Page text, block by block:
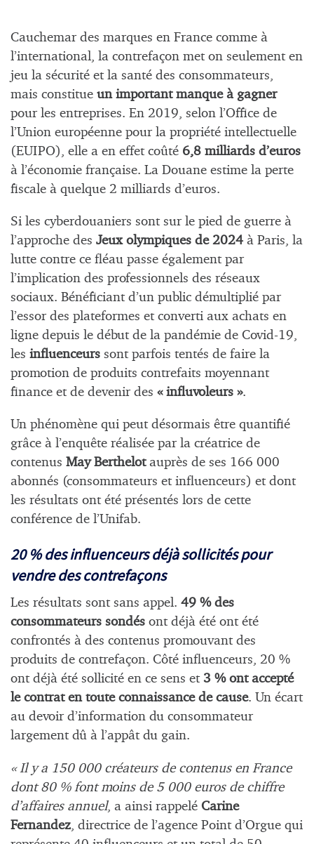
Cauchemar des marques en France comme à
l’international, la contrefaçon met on seulement en
jeu la sécurité et la santé des consommateurs,
mais constitue un important manque à gagner
pour les entreprises. En 2019, selon l’Office de
l’Union européenne pour la propriété intellectuelle
(EUIPO), elle a en effet coûté 6,8 milliards d’euros
à l’économie française. La Douane estime la perte
fiscale à quelque 2 milliards d’euros.
Si les cyberdouaniers sont sur le pied de guerre à
l’approche des Jeux olympiques de 2024 à Paris, la
lutte contre ce fléau passe également par
l’implication des professionnels des réseaux
sociaux. Bénéficiant d’un public démultiplié par
l’essor des plateformes et converti aux achats en
ligne depuis le début de la pandémie de Covid-19,
les influenceurs sont parfois tentés de faire la
promotion de produits contrefaits moyennant
finance et de devenir des « influvoleurs ».
Un phénomène qui peut désormais être quantifié
grâce à l’enquête réalisée par la créatrice de
contenus May Berthelotauprès de ses 166 000
abonnés (consommateurs et influenceurs) et dont
les résultats ont été présentés lors de cette
conférence de l’Unifab.
20 % des influenceurs déjà sollicités pour
vendre des contrefaçons
Les résultats sont sans appel. 49 % des
consommateurs sondés ont déjà été ont été
confrontés à des contenus promouvant des
produits de contrefaçon. Côté influenceurs, 20 %
ont déjà été sollicité en ce sens et 3 % ont accepté
le contrat en toute connaissance de cause. Un écart
au devoir d’information du consommateur
largement dû à l’appât du gain.
« Il y a 150 000 créateurs de contenus en France
dont 80 % font moins de 5 000 euros de chiffre
d’affaires annuel, a ainsi rappelé Carine
Fernandez , directrice de l’agence Point d’Orgue qui